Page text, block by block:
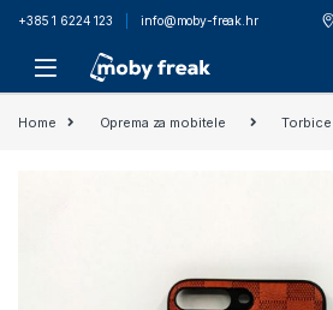
+385 1 6224 123 info@moby-freak.hr
Home Oprema za mobitele Torbice